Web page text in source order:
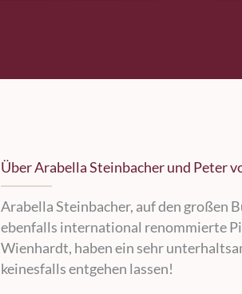
Über Arabella Steinbacher und Peter
Arabella Steinbacher, auf den großen
ebenfalls international renommierte
Wienhardt, haben ein sehr
keinesfalls entgehen lassen!